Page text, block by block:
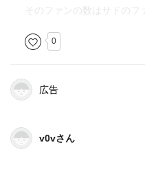
そのファンの数はサドのフ
0
広告
v0vさん